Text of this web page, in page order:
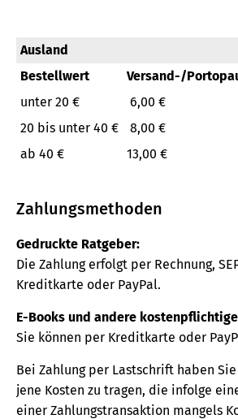
Ausland
Bestellwert
Versand-/
unter 20 €
6,00 €
20 bis unter 40 €
8,00 €
ab 40 €
13,00 €
Zahlungsmethoden
Gedruckte Ratgeber:
Die Zahlung erfolgt per Rechnung,
Kreditkarte oder PayPal.
E-Books und andere
Sie können per Kreditkarte oder
Bei Zahlung per Lastschrift haben
jene Kosten zu tragen, die infolge
einer Zahlungstransaktion mangels